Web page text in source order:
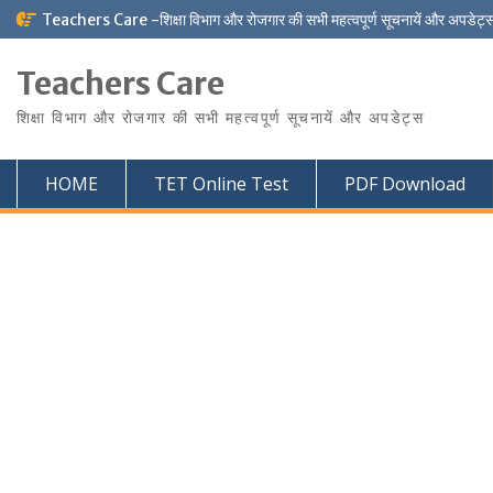
Skip
to
Teachers Care -शिक्षा विभाग और रोजगार की सभी महत्वपूर्ण सूचनायें और
Teachers Care
शिक्षा विभाग और रोजगार की सभी महत्वपूर्ण सूचनायें और अपडेट्स
HOME TET Online Test PDF Download